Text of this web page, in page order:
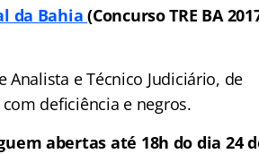
da Bahia(Concurso TRE BA
Analista e Técnico Judiciário, de
deficiência e negros.
abertas até 18h do dia 24